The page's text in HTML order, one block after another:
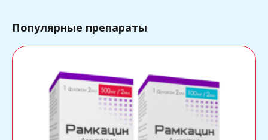
Популярные препараты